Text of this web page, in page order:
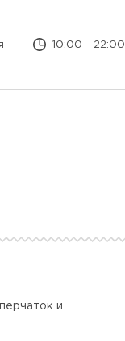
10:00 - 22:00
и